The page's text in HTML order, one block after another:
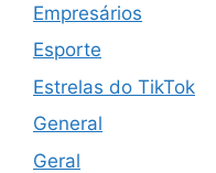
Empresários
Esporte
Estrelas do TikTok
General
Geral